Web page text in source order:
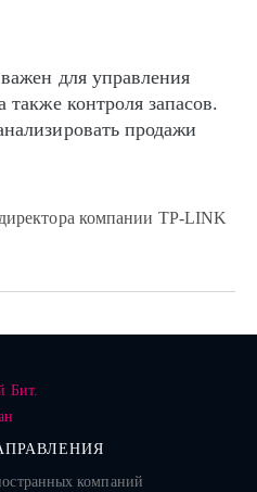
для управления
контроля запасов.
продажи
директора компании TP-LINK
компаний